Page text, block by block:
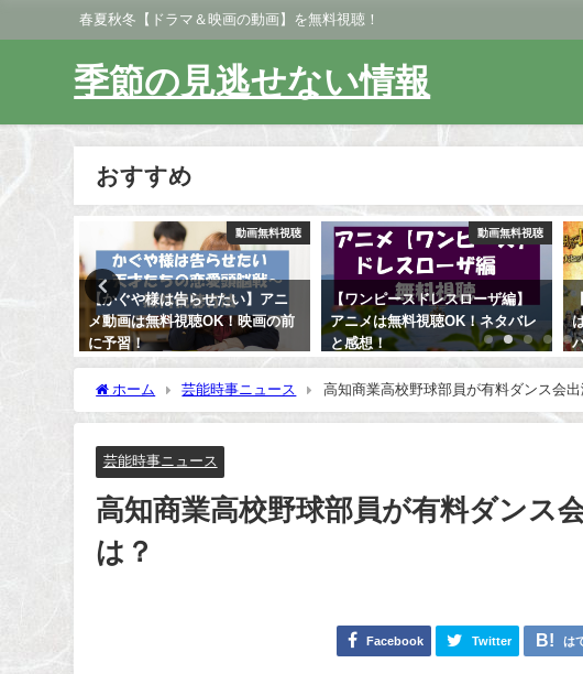
春夏秋冬【ドラマ＆映画の動画】を無料視聴！
季節の見逃せない情報
おすすめ
動画無料視聴
【ワンピースドレスローザ編】
アニメは無料視聴OK！ネタバレ
と感想！
動画無料視聴
【翔んで埼玉】無料視聴方法
は？映画のロケ地や感想！ネタ
バレ情報あり！
ホーム 芸能時事ニュース 高知商業高校野球部員が有料ダンス会
芸能時事ニュース
高知商業高校野球部員が有料ダンス
は？
Facebook Twitter は